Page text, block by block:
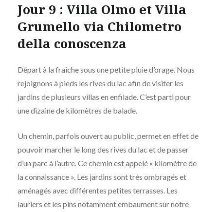
Jour 9 : Villa Olmo et Villa
Grumello via Chilometro
della conoscenza
Départ à la fraiche sous une petite pluie d’orage. Nous
rejoignons à pieds les rives du lac afin de visiter les
jardins de plusieurs villas en enfilade. C’est parti pour
une dizaine de kilomètres de balade.
Un chemin, parfois ouvert au public, permet en effet de
pouvoir marcher le long des rives du lac et de passer
d’un parc à l’autre. Ce chemin est appelé « kilomètre de
la connaissance ». Les jardins sont très ombragés et
aménagés avec différentes petites terrasses. Les
lauriers et les pins notamment embaument sur notre